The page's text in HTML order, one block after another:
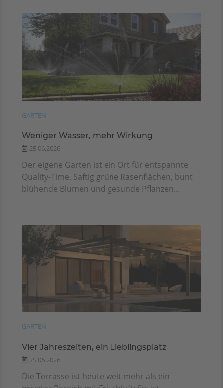
GARTEN
Weniger Wasser, mehr Wirkung
25.06.2026
Der eigene Garten ist ein Ort für entspannte
Quality-Time. Saftig grüne Rasenflächen, bunt
blühende Blumen und gesunde Pflanzen...
GARTEN
Vier Jahreszeiten, ein Lieblingsplatz
25.06.2026
Die Terrasse ist heute weit mehr als ein